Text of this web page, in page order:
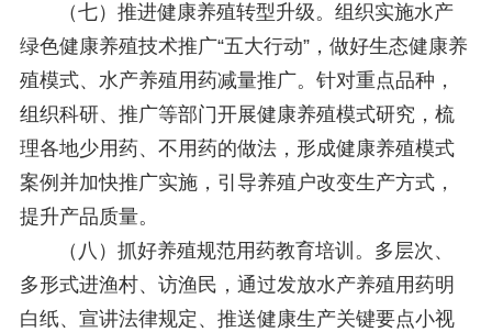
（七）推进健康养殖转型升级。组织实施水产
绿色健康养殖技术推广“五大行动”，做好生态健康养
殖模式、水产养殖用药减量推广。针对重点品种，
组织科研、推广等部门开展健康养殖模式研究，梳
理各地少用药、不用药的做法，形成健康养殖模式
案例并加快推广实施，引导养殖户改变生产方式，
提升产品质量。
（八）抓好养殖规范用药教育培训。多层次、
多形式进渔村、访渔民，通过发放水产养殖用药明
白纸、宣讲法律规定、推送健康生产关键要点小视